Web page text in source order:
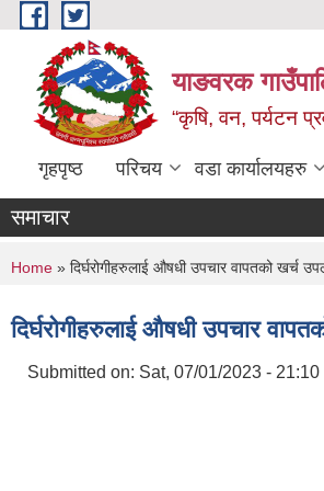
Skip to main content
याङवरक
“कृषि, वन, पर्यटन
गृहपृष्ठ परिचय वडा कार्यालयहरु
समाचार
You are here
Home » दिर्घरोगीहरुलाई ‍औषधी उपचार वापतको खर्च
दिर्घरोगीहरुलाई ‍औषधी उपचार
Submitted on: Sat, 07/01/2023 - 21:10